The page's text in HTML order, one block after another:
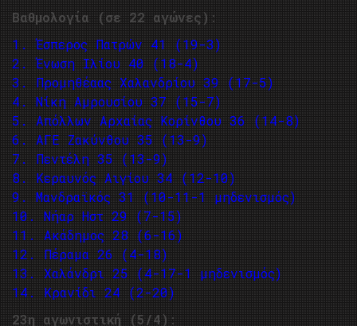
Βαθμολογία (σε 22 αγώνες) :
1. Έσπερος Πατρών 41 (19-3)
2. Ένωση Ιλίου 40 (18-4)
3. Προμηθέαας Χαλανδρίου 39 (17-5)
4. Νίκη Αμρουσίου 37 (15-7)
5. Απόλλων Αρχαίας Κορίνθου 36 (14-8)
6. ΑΓΕ Ζακύνθου 35 (13-9)
7. Πεντέλη 35 (13-9)
8. Κεραυνός Αιγίου 34 (12-10)
9. Μανδραϊκός 31 (10-11-1 μηδενισμός)
10. Νήαρ Ηστ 29 (7-15)
11. Ακάδημος 28 (6-16)
12. Πέραμα 26 (4-18)
13. Χαλάνδρι 25 (4-17-1 μηδενισμός)
14. Κρανίδι 24 (2-20)
23η αγωνιστική (5/4) :